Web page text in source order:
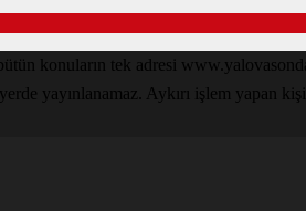
konuların tek adresi
yayınlanamaz. Aykırı işlem yapan